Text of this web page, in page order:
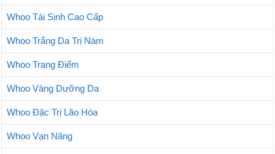
Whoo Tái Sinh Cao Cấp
Whoo Trắng Da Trị Nám
Whoo Trang Điểm
Whoo Vàng Dưỡng Da
Whoo Đặc Trị Lão Hóa
Whoo Vạn Năng